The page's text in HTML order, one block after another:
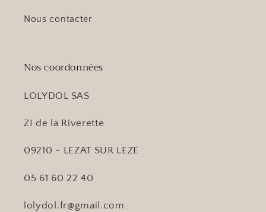
Nous contacter
Nos coordonnées
LOLYDOL SAS
ZI de la Riverette
09210 - LEZAT SUR LEZE
05 61 60 22 40
lolydol.fr@gmail.com